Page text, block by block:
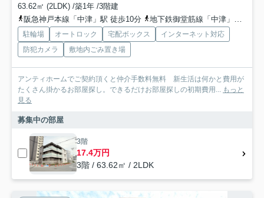
63.62㎡ (2LDK) /築1年 /3階建
阪急神戸本線「中津」駅 徒歩10分
地下鉄御堂筋線「中津」駅 徒歩17分
駐輪場 オートロック 宅配ボックス
インターネット対応
防犯カメラ
敷地内ごみ置き場
アンティホームでご契約頂くと仲介手数料無料 新生活は何かと費用が
たくさん掛かるお部屋探し。できるだけお部屋探しの初期費用... もっと
見る
募集中の部屋
3階
17.4万円
3階 / 63.62㎡ / 2LDK